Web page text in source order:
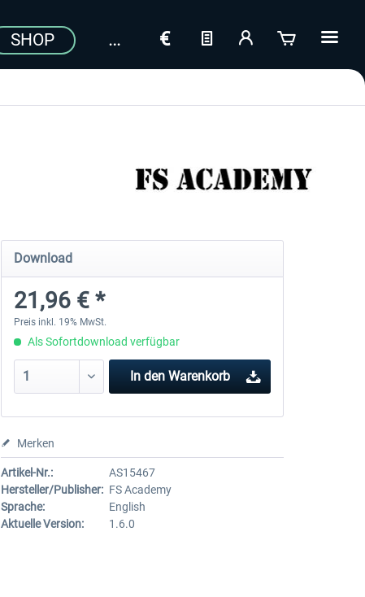
SHOP
Download
21,96 € *
Preis inkl. 19% MwSt.
Als Sofortdownload verfügbar
In den Warenkorb
Merken
Artikel-Nr.:
AS15467
Hersteller/Publisher: FS Academy
Sprache:
English
Aktuelle Version:
1.6.0